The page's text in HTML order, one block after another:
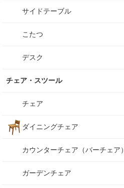
サイドテーブル
こたつ
デスク
チェア・スツール
チェア
ダイニングチェア
カウンターチェア（バーチェア）
ガーデンチェア